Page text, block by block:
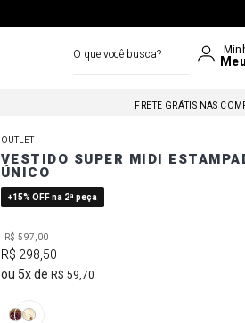
FRETE GRÁTIS NAS
FRETE
FRETE GRÁTIS NAS
OUTLET
VESTIDO SUPER MIDI
ÚNICO
+15% OFF na 2ª peça
R$597,00
R$ 298,50
5
R$ 59,70